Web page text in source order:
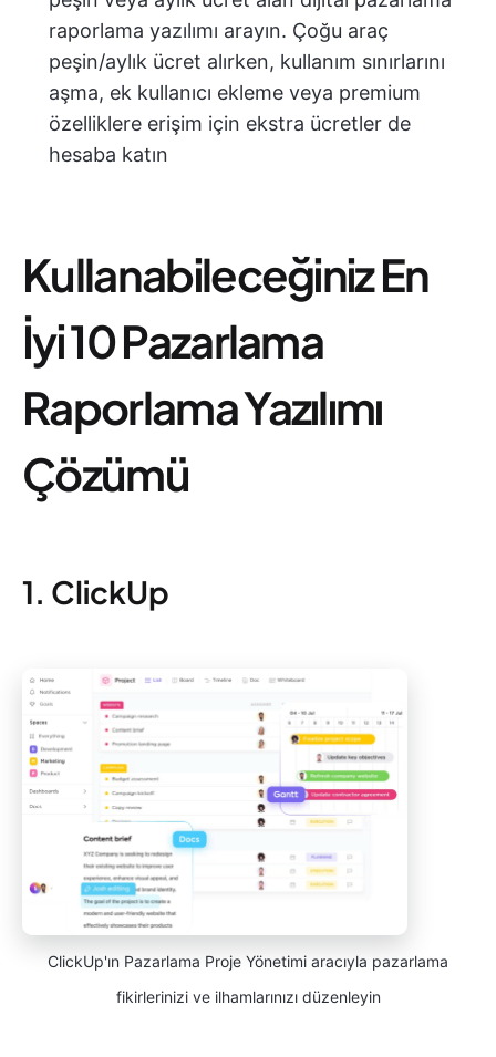
raporlama yazılımı arayın. Çoğu araç
peşin/aylık ücret alırken, kullanım sınırlarını
aşma, ek kullanıcı ekleme veya premium
özelliklere erişim için ekstra ücretler de
hesaba katın
Kullanabileceğiniz En
İyi 10 Pazarlama
Raporlama Yazılımı
Çözümü
1. ClickUp
ClickUp'ın Pazarlama Proje Yönetimi aracıyla pazarlama
fikirlerinizi ve ilhamlarınızı düzenleyin